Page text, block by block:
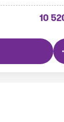
10